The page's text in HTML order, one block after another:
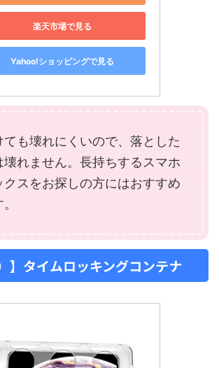
楽天市場で見る
Yahoo!ショッピングで見る
ても壊れにくいので、落とした
壊れません。長持ちするスマホ
クスをお探しの方にはおすすめ
】タイムロッキングコンテナ